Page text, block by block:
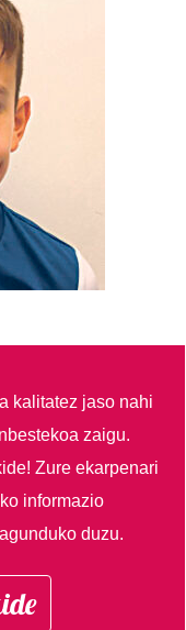
kalitatez jaso nahi
zaigu.
Zure ekarpenari
informazio
duzu.